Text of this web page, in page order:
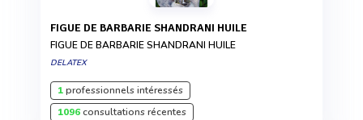
FIGUE DE BARBARIE SHANDRANI HUILE
FIGUE DE BARBARIE SHANDRANI HUILE
DELATEX
1professionnels intéressés
1096consultations récentes